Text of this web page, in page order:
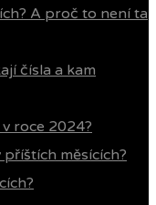
A proč to není ta
čísla a kam
roce 2024?
měsících?